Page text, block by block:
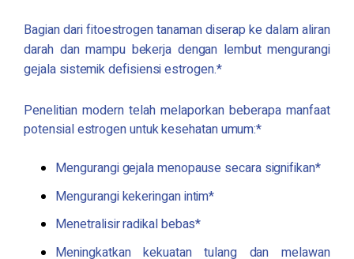
Bagian dari fitoestrogen tanaman diserap ke dalam aliran
darah dan mampu bekerja dengan lembutmengurangi
gejala sistemik defisiensi estrogen.*
Penelitian modern telah melaporkan beberapa manfaat
potensial estrogen untuk kesehatan umum:*
Mengurangi gejala menopause secara signifikan*
Mengurangi kekeringan intim*
Menetralisir radikal bebas*
Meningkatkan kekuatan tulang dan melawan